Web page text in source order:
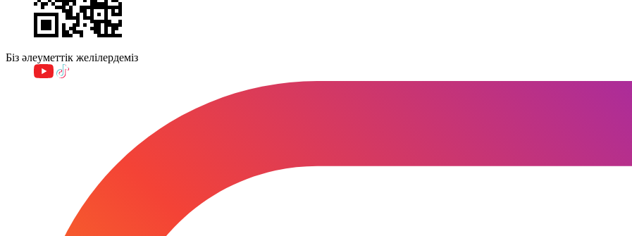
Біз әлеуметтік желілердеміз